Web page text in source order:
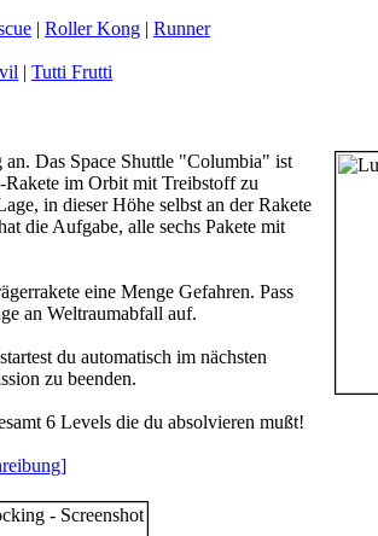
| Roller Kong | Runner
| Tutti Frutti
an. Das Space Shuttle "Columbia" ist
im Orbit mit Treibstoff zu
in dieser Höhe selbst an der Rakete
die Aufgabe, alle sechs Pakete mit
eine Menge Gefahren. Pass
an Weltraumabfall auf.
du automatisch im nächsten
zu beenden.
6 Levels die du absolvieren mußt!